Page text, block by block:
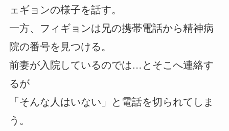
ェギョンの様子を話す。
一方、フィギョンは兄の携帯電話から精神病
院の番号を見つける。
前妻が入院しているのでは…とそこへ連絡す
るが
「そんな人はいない」と電話を切られてしま
う。